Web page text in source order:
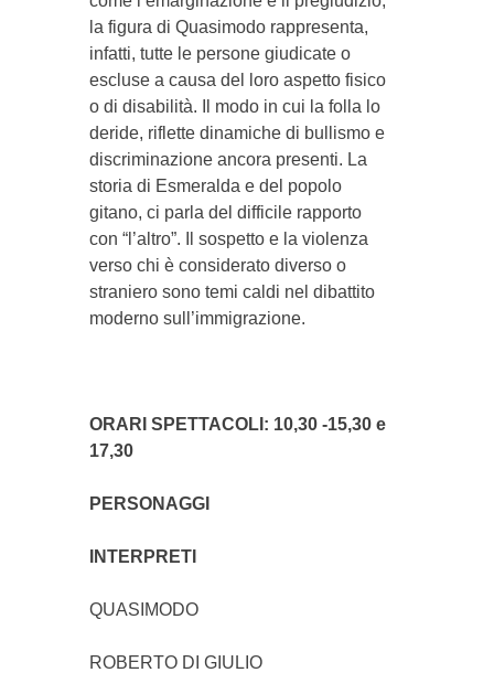
la figura di Quasimodo rappresenta,
infatti, tutte le persone giudicate o
escluse a causa del loro aspetto fisico
o di disabilità. Il modo in cui la folla lo
deride, riflette dinamiche di bullismo e
discriminazione ancora presenti. La
storia di Esmeralda e del popolo
gitano, ci parla del difficile rapporto
con “l’altro”. Il sospetto e la violenza
verso chi è considerato diverso o
straniero sono temi caldi nel dibattito
moderno sull’immigrazione.
ORARI SPETTACOLI: 10,30 -15,30 e
17,30
PERSONAGGI
INTERPRETI
QUASIMODO
ROBERTO DI GIULIO